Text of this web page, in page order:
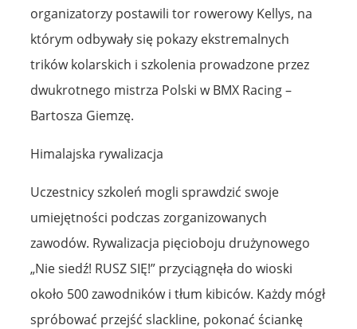
organizatorzy postawili tor rowerowy Kellys, na
którym odbywały się pokazy ekstremalnych
trików kolarskich i szkolenia prowadzone przez
dwukrotnego mistrza Polski w BMX Racing –
Bartosza Giemzę.
Himalajska rywalizacja
Uczestnicy szkoleń mogli sprawdzić swoje
umiejętności podczas zorganizowanych
zawodów. Rywalizacja pięcioboju drużynowego
„Nie siedź! RUSZ SIĘ!” przyciągnęła do wioski
około 500 zawodników i tłum kibiców. Każdy mógł
spróbować przejść slackline, pokonać ściankę